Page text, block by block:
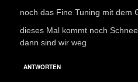
noch das Fine Tuning mit dem
dieses Mal kommt noch
dann sind wir weg
ANTWORTEN